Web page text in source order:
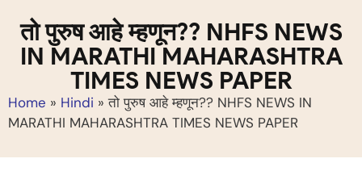
तो पुरुष आहे म्हणून?? NHFS NEWS
IN MARATHI MAHARASHTRA
TIMES NEWS PAPER
Home » Hindi »तो पुरुष आहे म्हणून?? NHFS NEWS IN
MARATHI MAHARASHTRA TIMES NEWS PAPER